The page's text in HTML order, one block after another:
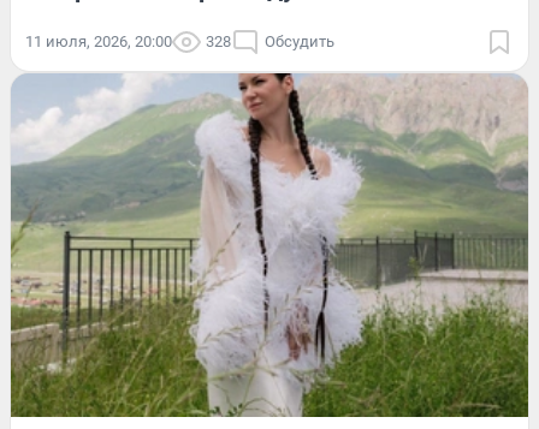
11 июля, 2026, 20:00 328 Обсудить